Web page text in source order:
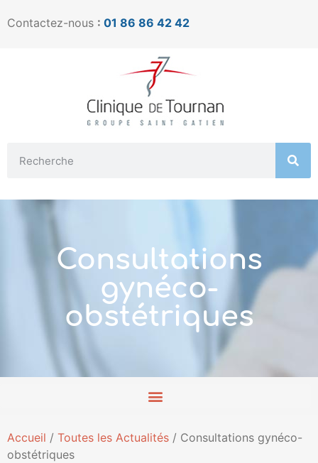
Contactez-nous : 01 86 86 42 42
Consultations
gynéco-
obstétriques
Accueil / Toutes les Actualités / Consultations gynéco-
obstétriques